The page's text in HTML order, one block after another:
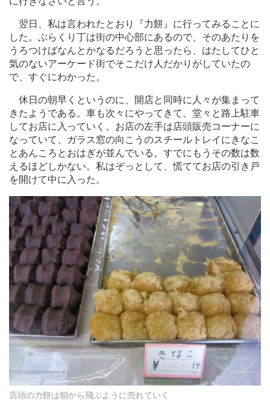
翌日、私は言われたとおり『力餅』に行ってみることに
した。ぶらくり丁は街の中心部にあるので、そのあたりを
うろつけばなんとかなるだろうと思ったら、はたしてひと
気のないアーケード街でそこだけ人だかりがしていたの
で、すぐにわかった。
休日の朝早くというのに、開店と同時に人々が集まって
きたようである。車も次々にやってきて、堂々と路上駐車
してお店に入っていく。お店の左手は店頭販売コーナーに
なっていて、ガラス窓の向こうのスチールトレイにきなこ
とあんころとおはぎが並んでいる。すでにもうその数は数
えるほどしかない。私はぞっとして、慌ててお店の引き戸
を開けて中に入った。
店頭の力餅は朝から飛ぶように売れていく